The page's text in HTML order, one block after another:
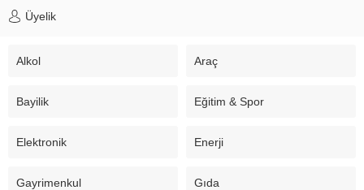
Üyelik
Alkol Araç
Bayilik Eğitim & Spor
Elektronik Enerji
Gayrimenkul Gıda